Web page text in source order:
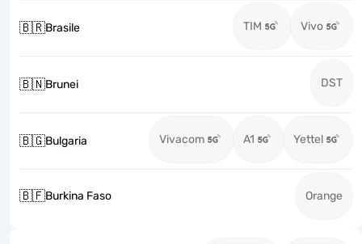
🇧🇷Brasile TIM Vivo
🇧🇳Brunei DST
🇧🇬Bulgaria Vivacom A1 Yettel
🇧🇫Burkina Faso Orange